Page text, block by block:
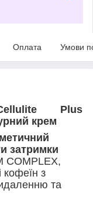
Оплата Умови
Plus
крем
затримки
COMPLEX,
кофеїн з
та